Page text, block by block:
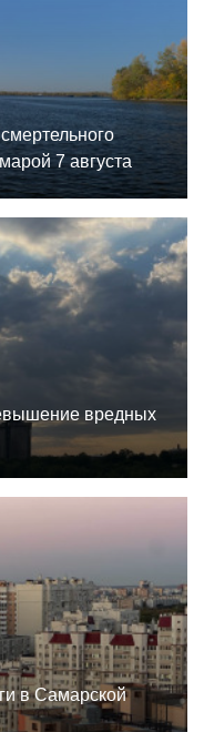
7 августа
вредных
в Самарской